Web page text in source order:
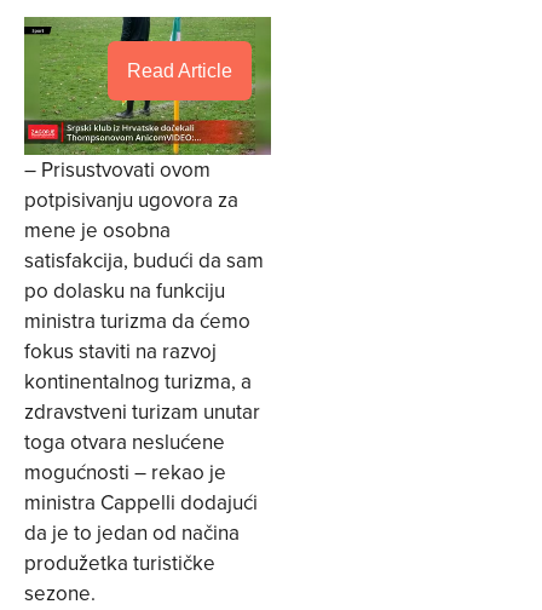
Read Article
– Prisustvovati ovom
potpisivanju ugovora za
mene je osobna
satisfakcija, budući da sam
po dolasku na funkciju
ministra turizma da ćemo
fokus staviti na razvoj
kontinentalnog turizma, a
zdravstveni turizam unutar
toga otvara neslućene
mogućnosti – rekao je
ministra Cappelli dodajući
da je to jedan od načina
produžetka turističke
sezone.